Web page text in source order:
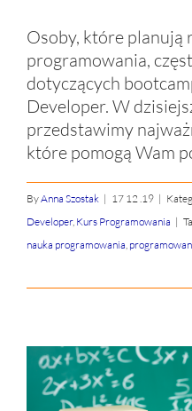
Osoby, które planują
programowania,
dotyczących
Developer. W
przedstawimy
które pomogą Wam
ByAnna Szostak | 17 12 .19 |
Developer, Kurs Programowania |
nauka programowania